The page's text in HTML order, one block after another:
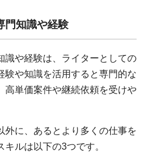
門知識や経験
識や経験は、ライターとしての
験や知識を活用すると専門的な
高単価案件や継続依頼を受けや
外に、あるとより多くの仕事を
ルは以下の3つです。